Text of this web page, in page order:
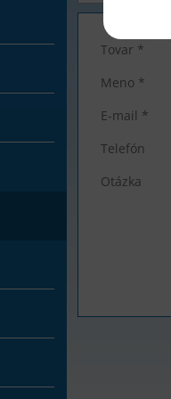
Tovar *
Meno *
E-mail *
Telefón
Otázka